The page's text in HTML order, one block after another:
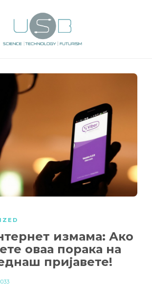
измама: Ако
оваа порака на
пријавете!